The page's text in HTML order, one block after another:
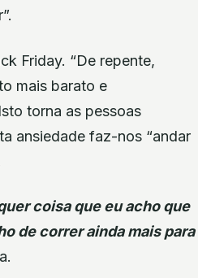
Friday. “De repente,
mais barato e
torna as pessoas
ansiedade faz-nos “andar
coisa que eu acho que
de correr ainda mais para